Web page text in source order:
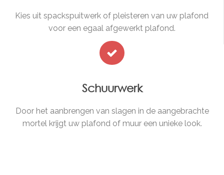
Kies uit spackspuitwerk of pleisteren van uw plafond
voor een egaal afgewerkt plafond.
Schuurwerk
Door het aanbrengen van slagen in de aangebrachte
mortel krijgt uw plafond of muur een unieke look.